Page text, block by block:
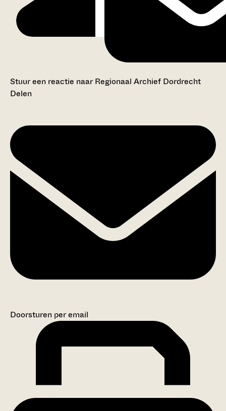
Stuur een reactie naar Regionaal Archief Dordrecht
Delen
Doorsturen per email